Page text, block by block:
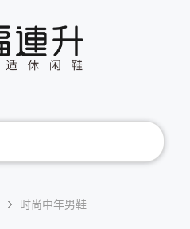
时尚中年男鞋